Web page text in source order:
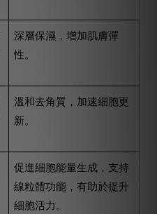
深層保濕，增加肌膚彈
性。
溫和去角質，加速細胞更
新。
促進細胞能量生成，支持
線粒體功能，有助於提升
細胞活力。